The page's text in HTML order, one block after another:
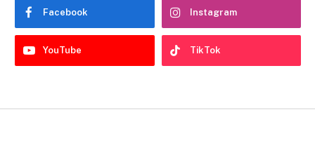
Facebook Instagram
YouTube TikTok